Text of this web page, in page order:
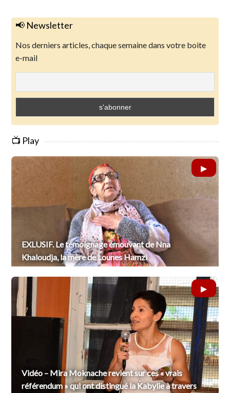
📢 Newsletter
Nos derniers articles, chaque semaine dans votre boite
e-mail
📺 Play
EXLUSIF. Le témoignage émouvant de Nna
Khaloudja, la mère de Lounes Hamzi
Vidéo – Mira Moknache revient sur ces « vrais
référendum » qui ont distingué la Kabylie à travers